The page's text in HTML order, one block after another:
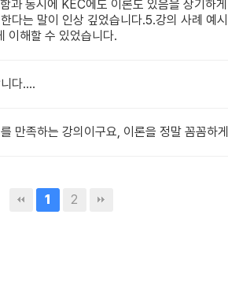
과 동시에 KEC에도 이론도 있음을 상기하
다는 말이 인상 깊었습니다.5.강의 사례 예
이해할 수 있었습니다.
다....
만족하는 강의이구요, 이론을 정말 꼼꼼하
1 2